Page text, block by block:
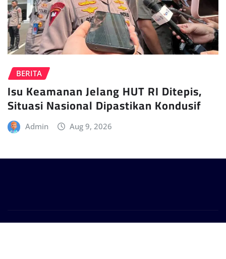
BERITA
Isu Keamanan Jelang HUT RI Ditepis,
Situasi Nasional Dipastikan Kondusif
Admin Aug 9, 2026